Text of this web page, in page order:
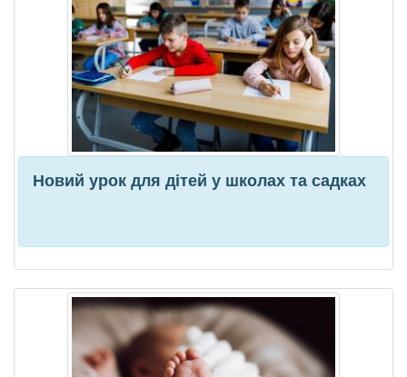
Новий урок для дітей у школах та садках